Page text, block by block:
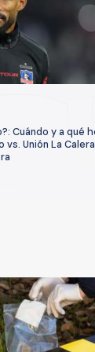
Cuándo y a qué
vs. Unión La